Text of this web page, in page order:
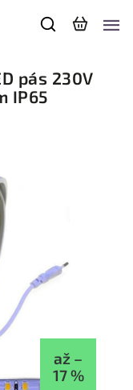
pás 230V
IP65
až –
17 %